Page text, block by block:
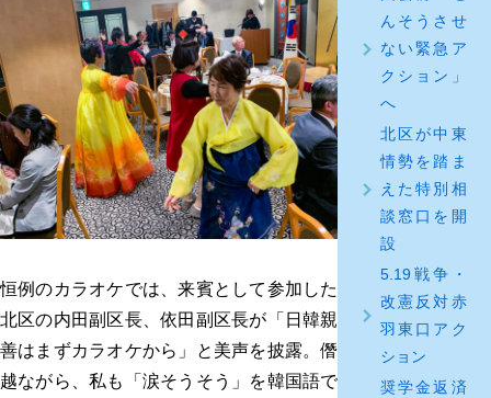
恒例のカラオケでは、来賓として参加した
北区の内田副区長、依田副区長が「日韓親
善はまずカラオケから」と美声を披露。僭
越ながら、私も「涙そうそう」を韓国語で
んそうさせ
ない緊急ア
クション」
へ
北区が中東
情勢を踏ま
えた特別相
談窓口を開
設
5.19戦争・
改憲反対赤
羽東口アク
ション
奨学金返済